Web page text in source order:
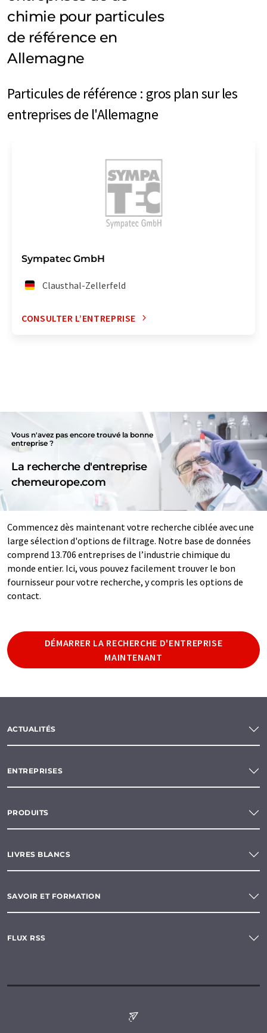
chimie pour particules
de référence en
Allemagne
Particules de référence : gros plan sur les
entreprises de l'Allemagne
Sympatec GmbH
Clausthal-Zellerfeld
CONSULTER L’ENTREPRISE
Vous n'avez pas encore trouvé la bonne
entreprise ?
La recherche d'entreprise
chemeurope.com
Commencez dès maintenant votre recherche ciblée avec une
large sélection d'options de filtrage. Notre base de données
comprend 13.706 entreprises de l’industrie chimique du
monde entier. Ici, vous pouvez facilement trouver le bon
fournisseur pour votre recherche, y compris les options de
contact.
DÉMARRER LA RECHERCHE D'ENTREPRISE
MAINTENANT
ACTUALITÉS
ENTREPRISES
PRODUITS
LIVRES BLANCS
SAVOIR ET FORMATION
FLUX RSS